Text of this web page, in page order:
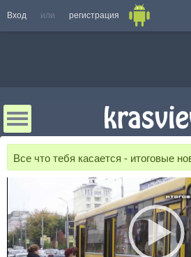
Вход или регистрация
Все что тебя касается - итоговые